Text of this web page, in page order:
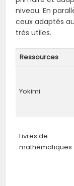
niveau. En
ceux adaptés
très utiles.
Ressources
Yokimi
Livres de
mathématiques